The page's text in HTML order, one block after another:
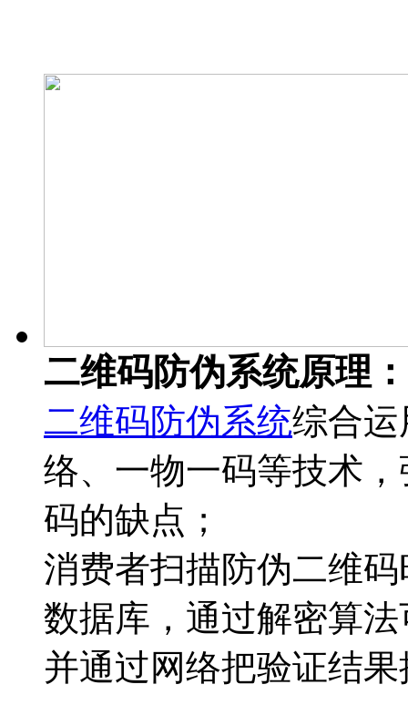
二维码防伪系统原理：
二维码防伪系统综合
络、一物一码等技术
码的缺点；
消费者扫描防伪二维
数据库，通过解密算
并通过网络把验证结